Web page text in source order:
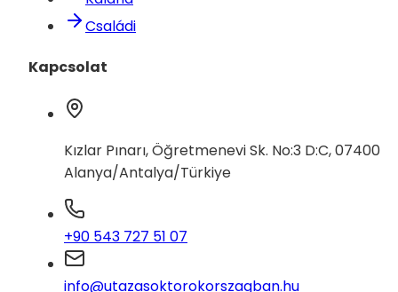
Családi
Kapcsolat
Kızlar Pınarı, Öğretmenevi Sk. No:3 D:C, 07400
Alanya/Antalya/Türkiye
+90 543 727 51 07
info@utazasoktorokorszagban.hu